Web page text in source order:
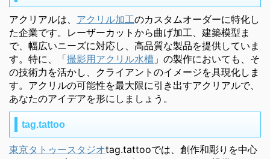
アクリアルは、 アクリル加工のカスタムオーダーに特化し
た企業です。レーザーカットから曲げ加工、建築模型ま
で、幅広いニーズに対応し、高品質な製品を提供していま
す。特に、「撮影用アクリル水槽 」の製作においても、そ
の技術力を活かし、クライアントのイメージを具現化しま
す。アクリルの可能性を最大限に引き出すアクリアルで、
あなたのアイデアを形にしましょう。
tag.tattoo
東京タトゥースタジオtag.tattooでは、創作和彫りを中心